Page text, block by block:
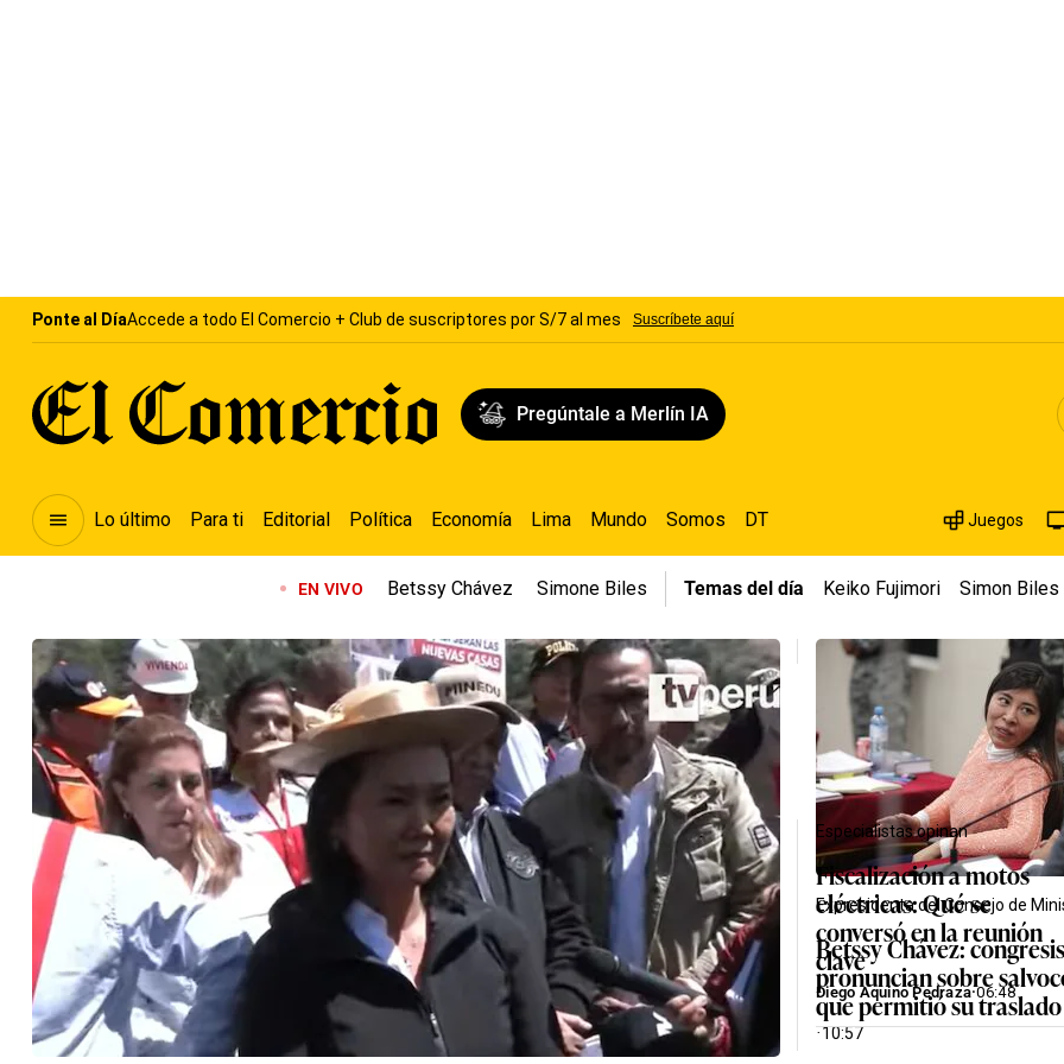
Pregúntale a Merlín IA
Lo último Para ti Editorial Política Economía Lima Mundo Somos DT Juegos
EN VIVO Betssy Chávez Simone Biles Temas del día Keiko Fujimori Simon Biles
Expresidenta del Consejo de
Betssy Chávez:
pronuncian sobre
que permitió su
·10:57
Especialistas opinan
Fiscalización a motos
eléctricas: Qué se
conversó en la reunión
clave
Diego Aquino Pedraza·06:48